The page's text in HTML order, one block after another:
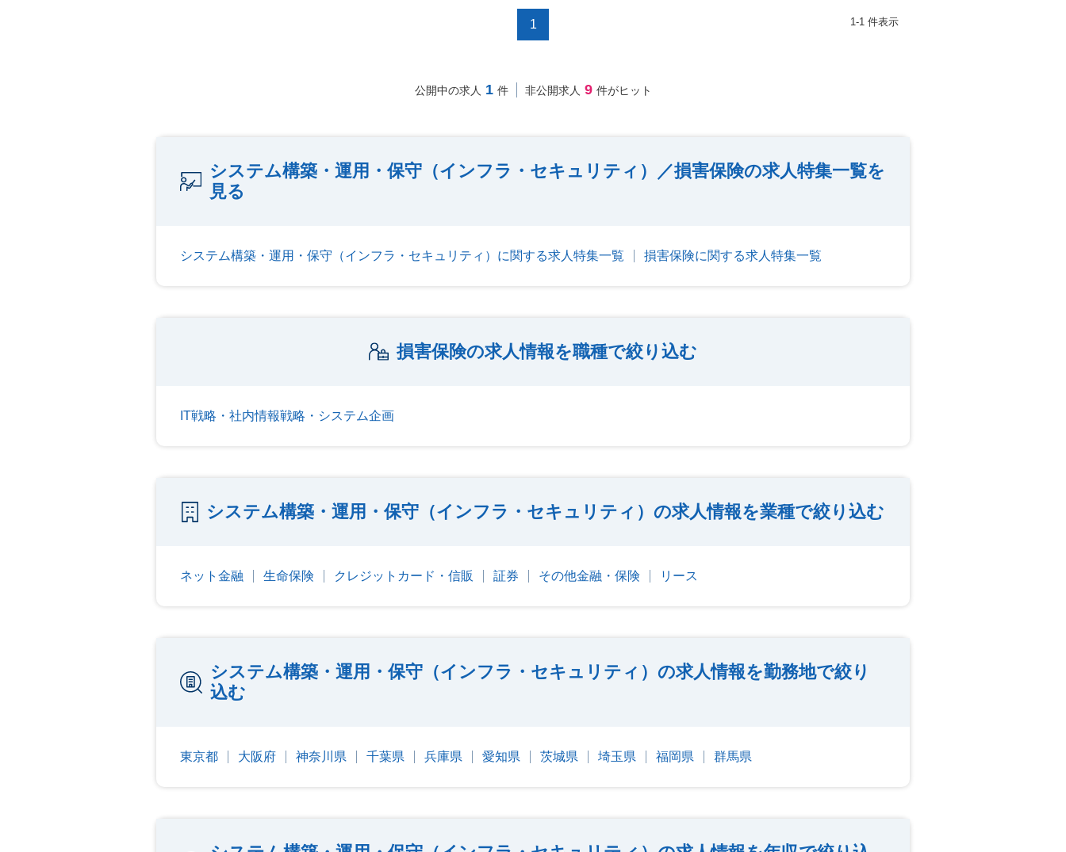
1 1-1 件表示
公開中の求人 1 件 非公開求人 9 件がヒット
システム構築・運用・保守（インフラ・セキュリティ）／損害保険の求人特集一覧を
見る
システム構築・運用・保守（インフラ・セキュリティ）に関する求人特集一覧 損害保険に関する求人特集一覧
損害保険の求人情報を職種で絞り込む
IT戦略・社内情報戦略・システム企画
システム構築・運用・保守（インフラ・セキュリティ）の求人情報を業種で絞り込む
ネット金融 生命保険 クレジットカード・信販 証券 その他金融・保険 リース
システム構築・運用・保守（インフラ・セキュリティ）の求人情報を勤務地で絞り
込む
東京都 大阪府 神奈川県 千葉県 兵庫県 愛知県 茨城県 埼玉県 福岡県 群馬県